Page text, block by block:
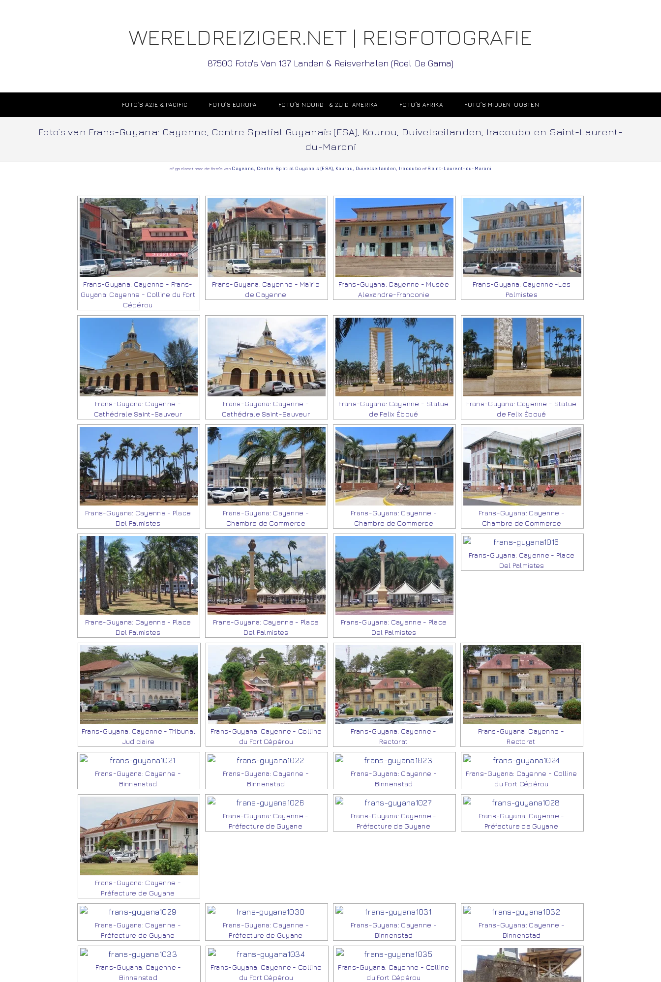
WERELDREIZIGER.NET | REISFOTOGRAFIE
87.500 Foto's Van 137 Landen & Reisverhalen (Roel De Gama)
FOTO’S AZIË & PACIFIC FOTO’S EUROPA FOTO’S NOORD- & ZUID-AMERIKA FOTO’S AFRIKA FOTO’S MIDDEN-OOSTEN
Foto’s van Frans-Guyana: Cayenne, Centre Spatial Guyanais (ESA), Kourou, Duivelseilanden, Iracoubo en Saint-Laurent-
du-Maroni
of ga direct naar de foto’s van Cayenne Centre Spatial Guyanais (ESA) Kourou Duivelseilanden Iracoubo of Saint-Laurent-du-Maroni
Frans-Guyana: Cayenne - Frans-
Guyana: Cayenne - Colline du Fort
Cépérou
Frans-Guyana: Cayenne - Mairie
de Cayenne
Frans-Guyana: Cayenne - Musée
Alexandre-Franconie
Frans-Guyana: Cayenne -Les
Palmistes
Frans-Guyana: Cayenne -
Cathédrale Saint-Sauveur
Frans-Guyana: Cayenne -
Cathédrale Saint-Sauveur
Frans-Guyana: Cayenne - Statue
de Felix Éboué
Frans-Guyana: Cayenne - Statue
de Felix Éboué
Frans-Guyana: Cayenne - Place
Del Palmistes
Frans-Guyana: Cayenne -
Chambre de Commerce
Frans-Guyana: Cayenne -
Chambre de Commerce
Frans-Guyana: Cayenne -
Chambre de Commerce
Frans-Guyana: Cayenne - Place
Del Palmistes
Frans-Guyana: Cayenne - Place
Del Palmistes
Frans-Guyana: Cayenne - Place
Del Palmistes
Frans-Guyana: Cayenne - Place
Del Palmistes
Frans-Guyana: Cayenne - Tribunal
Judiciaire
Frans-Guyana: Cayenne - Colline
du Fort Cépérou
Frans-Guyana: Cayenne -
Rectorat
Frans-Guyana: Cayenne -
Rectorat
Frans-Guyana: Cayenne -
Binnenstad
Frans-Guyana: Cayenne -
Binnenstad
Frans-Guyana: Cayenne -
Binnenstad
Frans-Guyana: Cayenne - Colline
du Fort Cépérou
Frans-Guyana: Cayenne -
Préfecture de Guyane
Frans-Guyana: Cayenne -
Préfecture de Guyane
Frans-Guyana: Cayenne -
Préfecture de Guyane
Frans-Guyana: Cayenne -
Préfecture de Guyane
Frans-Guyana: Cayenne -
Préfecture de Guyane
Frans-Guyana: Cayenne -
Préfecture de Guyane
Frans-Guyana: Cayenne -
Binnenstad
Frans-Guyana: Cayenne -
Binnenstad
Frans-Guyana: Cayenne -
Binnenstad
Frans-Guyana: Cayenne - Colline
du Fort Cépérou
Frans-Guyana: Cayenne - Colline
du Fort Cépérou